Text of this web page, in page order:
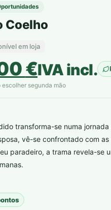
Coelho
em loja
€IVA incl.
escolher segunda mão
transforma-se numa
vê-se confrontado com
paradeiro, a trama revela-se